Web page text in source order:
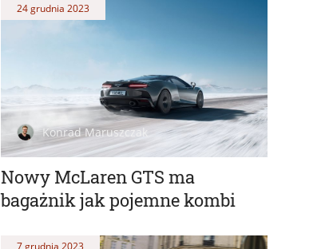
Nowy McLaren GTS ma
bagażnik jak pojemne kombi
24 grudnia 2023
Konrad Maruszczak
7 grudnia 2023